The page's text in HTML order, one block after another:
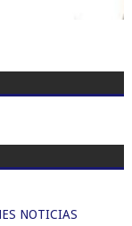
NOTICIAS